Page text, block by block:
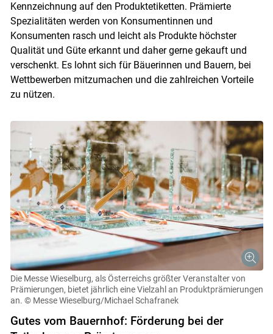
Kennzeichnung auf den Produktetiketten. Prämierte
Spezialitäten werden von Konsumentinnen und
Konsumenten rasch und leicht als Produkte höchster
Qualität und Güte erkannt und daher gerne gekauft und
verschenkt. Es lohnt sich für Bäuerinnen und Bauern, bei
Wettbewerben mitzumachen und die zahlreichen Vorteile
zu nützen.
Die Messe Wieselburg, als Österreichs größter Veranstalter von
Prämierungen, bietet jährlich eine Vielzahl an Produktprämierungen
an. © Messe Wieselburg/Michael Schafranek
Gutes vom Bauernhof: Förderung bei der